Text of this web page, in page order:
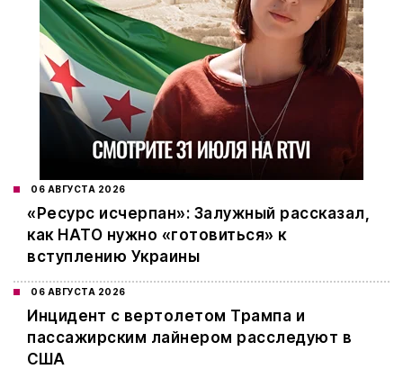
06 АВГУСТА 2026
«Ресурс исчерпан»: Залужный рассказал,
как НАТО нужно «готовиться» к
вступлению Украины
06 АВГУСТА 2026
Инцидент с вертолетом Трампа и
пассажирским лайнером расследуют в
США